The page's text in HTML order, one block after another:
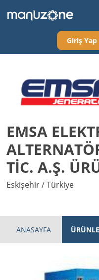
Giriş Yap
EMSA
TİC. A.Ş.
Eskişehir / Türkiye
ANASAYFA